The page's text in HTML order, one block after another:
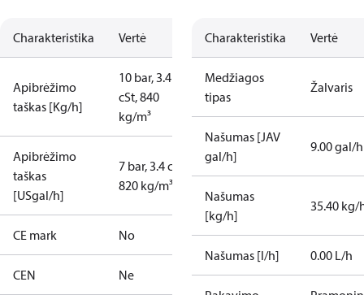
Charakteristika Vertė
Apibrėžimo
taškas [Kg/h]
10 bar, 3.4
cSt, 840
kg/m³
Apibrėžimo
taškas
[USgal/h]
7 bar, 3.4 cSt,
820 kg/m³
CE mark No
CEN Ne
Charakteristika Vertė
Medžiagos
tipas
Žalvaris
Našumas [JAV
gal/h]
9.00 gal/h
Našumas
[kg/h]
35.40 kg/
Našumas [l/h] 0.00 L/h